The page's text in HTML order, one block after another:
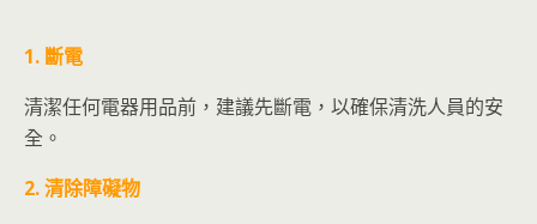
1. 斷電
清潔任何電器用品前，建議先斷電，以確保清洗人員的安
全。
2. 清除障礙物